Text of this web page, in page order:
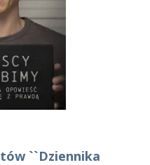
``Dziennika